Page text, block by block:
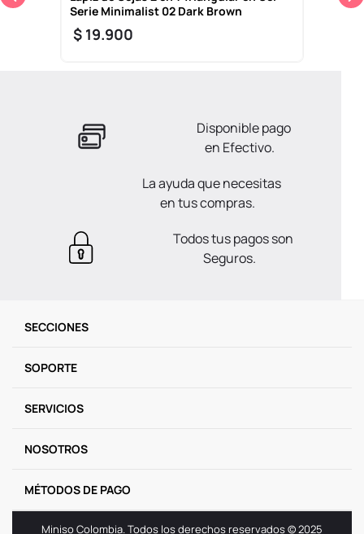
Serie Minimalist 02 Dark Brown
$ 19.900
Disponible pago
en Efectivo.
La ayuda que necesitas
en tus compras.
Todos tus pagos son
Seguros.
SECCIONES
SOPORTE
SERVICIOS
NOSOTROS
MÉTODOS DE PAGO
Miniso Colombia. Todos los derechos reservados © 2025